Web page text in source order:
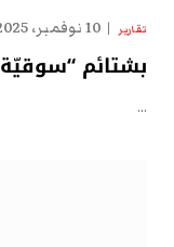
تقارير 10 نوفمبر، 2025
بشتائم
…